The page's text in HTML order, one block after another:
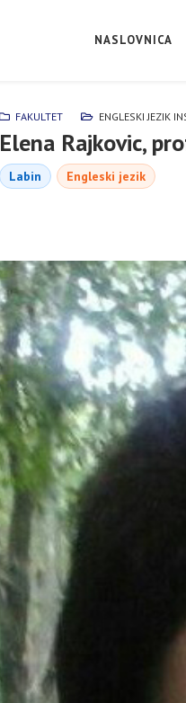
NASLOVNICA
FAKULTET ENGLESKI JEZIK
Elena Rajkovic,
Labin Engleski jezik